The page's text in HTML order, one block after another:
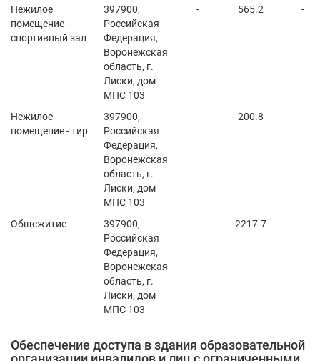
Нежилое
помещение –
спортивный зал
397900,
Российская
Федерация,
Воронежская
область, г.
Лиски, дом
МПС 103
- 565.2 -
Нежилое
помещение - тир
397900,
Российская
Федерация,
Воронежская
область, г.
Лиски, дом
МПС 103
- 200.8 -
Общежитие
397900,
Российская
Федерация,
Воронежская
область, г.
Лиски, дом
МПС 103
- 2217.7 -
Обеспечение доступа в здания образовательной